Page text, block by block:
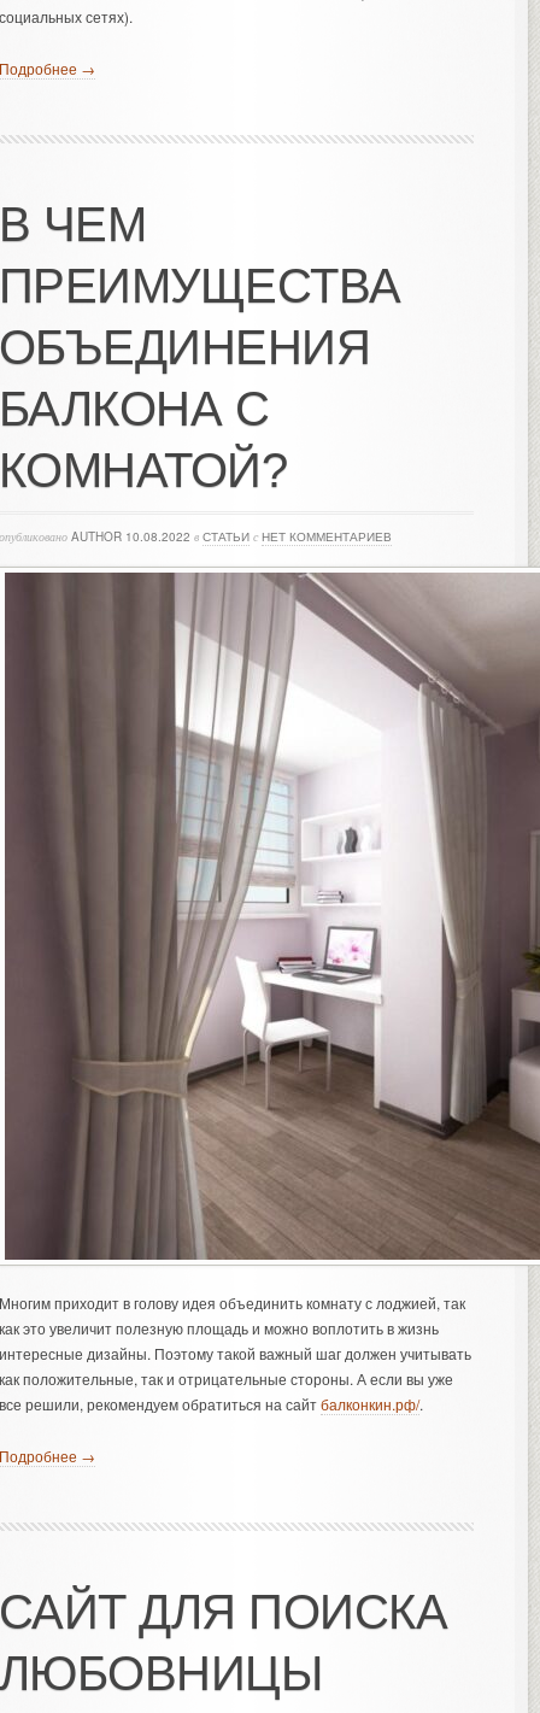
сетях).
→
ЧЕМ
С
AUTHOR 10.08.2022 в СТАТЬИ с НЕТ КОММЕНТАРИЕВ
приходит в голову идея объединить комнату с лоджией, так
это увеличит полезную площадь и можно воплотить в жизнь
дизайны. Поэтому такой важный шаг должен учитывать
положительные, так и отрицательные стороны. А если вы уже
решили, рекомендуем обратиться на сайтбалконкин.рф/.
→
ДЛЯ ПОИСКА